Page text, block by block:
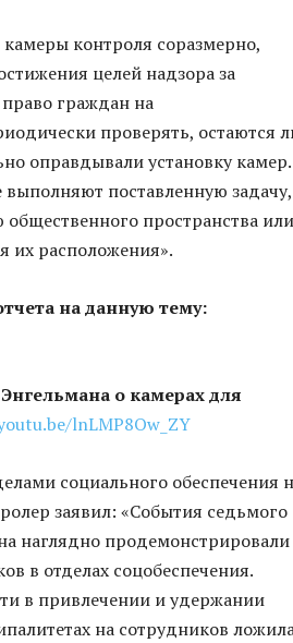
контроля соразмерно,
целей надзора за
граждан на
проверять, остаются
оправдывали установку камер.
поставленную задачу,
пространства или
их расположения».
на данную тему:
о камерах для
lnLMP8Ow_ZY
социального обеспечения
заявил: «События седьмого
наглядно продемонстрировали
в отделах соцобеспечения.
в привлечении и удержании
на сотрудников